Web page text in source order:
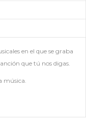
en el que se graba
que tú nos digas.
música.